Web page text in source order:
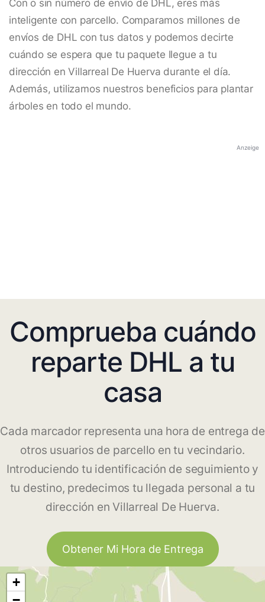
Con o sin número de envío de DHL, eres más
inteligente con parcello. Comparamos millones de
envíos de DHL con tus datos y podemos decirte
cuándo se espera que tu paquete llegue a tu
dirección en Villarreal De Huerva durante el día.
Además, utilizamos nuestros beneficios para plantar
árboles en todo el mundo.
Anzeige
Comprueba cuándo
reparte DHL a tu
casa
Cada marcador representa una hora de entrega de
otros usuarios de parcello en tu vecindario.
Introduciendo tu identificación de seguimiento y
tu destino, predecimos tu llegada personal a tu
dirección en Villarreal De Huerva.
Obtener Mi Hora de Entrega
+